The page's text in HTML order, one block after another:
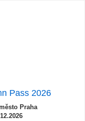
Pass 2026
Praha